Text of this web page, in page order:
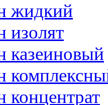
жидкий
изолят
казеиновый
концентрат